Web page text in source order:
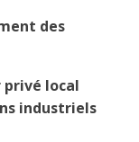
des
privé local
industriels